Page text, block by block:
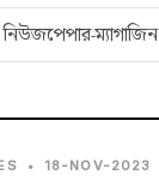
নিউজপেপার-ম্যাগাজিন
• 18-NOV-2023